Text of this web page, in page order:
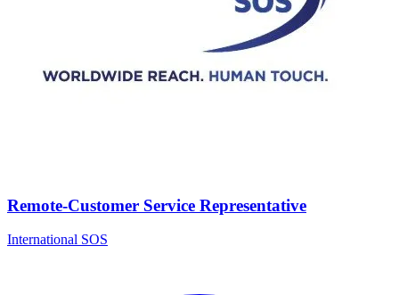
Remote-Customer Service Representative
International SOS